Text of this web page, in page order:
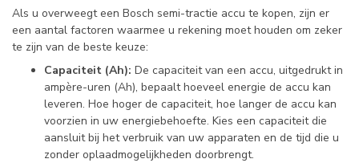
Als u overweegt een Bosch semi-tractie accu te kopen, zijn er
een aantal factoren waarmee u rekening moet houden om zeker
te zijn van de beste keuze:
Capaciteit (Ah): De capaciteit van een accu, uitgedrukt in
ampère-uren (Ah), bepaalt hoeveel energie de accu kan
leveren. Hoe hoger de capaciteit, hoe langer de accu kan
voorzien in uw energiebehoefte. Kies een capaciteit die
aansluit bij het verbruik van uw apparaten en de tijd die u
zonder oplaadmogelijkheden doorbrengt.